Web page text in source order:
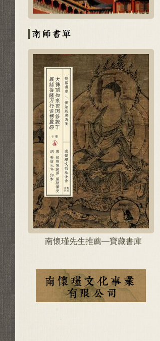
南懷瑾先生推薦—寶藏書庫